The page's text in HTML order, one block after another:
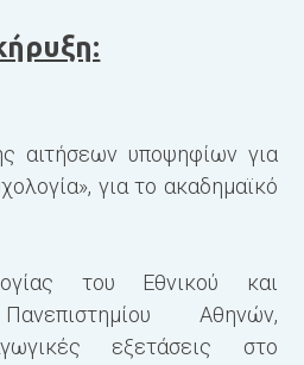
αιτήσεων υποψηφίων για
για το ακαδημαϊκό
του Εθνικού και
Αθηνών,
εξετάσεις στο